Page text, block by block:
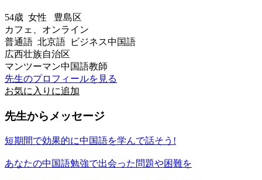
54歳 女性 豊島区
カフェ、オンライン
普通語 北京語 ビジネス中国語
広西壮族自治区
マンツーマン中国語教師
先生のプロフィールを見る
お気に入りに追加
先生からメッセージ
短期間で効果的に中国語を学んで話そう!
あなたの中国語勉強で出会った問題や困難を